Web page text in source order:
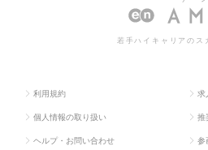
若手ハイキャリアのス
利用規約 求
個人情報の取り扱い 推
ヘルプ・お問い合わせ 参